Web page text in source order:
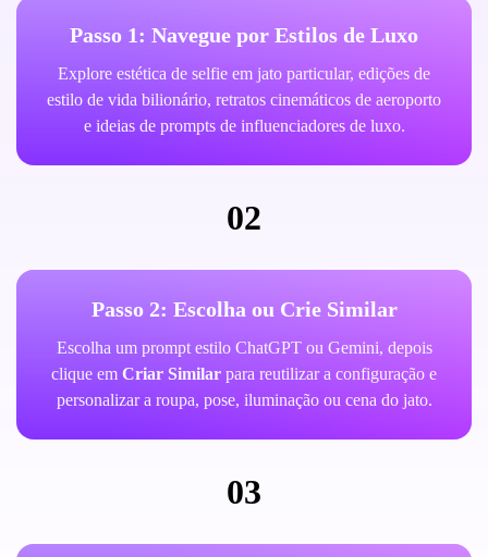
Passo 1: Navegue por Estilos de Luxo
Explore estética de selfie em jato particular, edições de
estilo de vida bilionário, retratos cinemáticos de aeroporto
e ideias de prompts de influenciadores de luxo.
02
Passo 2: Escolha ou Crie Similar
Escolha um prompt estilo ChatGPT ou Gemini, depois
clique em Criar Similar para reutilizar a configuração e
personalizar a roupa, pose, iluminação ou cena do jato.
03